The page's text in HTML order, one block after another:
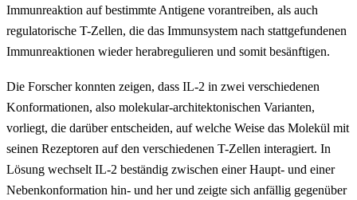
Immunreaktion auf bestimmte Antigene vorantreiben, als auch
regulatorische T-Zellen, die das Immunsystem nach stattgefundenen
Immunreaktionen wieder herabregulieren und somit besänftigen.
Die Forscher konnten zeigen, dass IL-2 in zwei verschiedenen
Konformationen, also molekular-architektonischen Varianten,
vorliegt, die darüber entscheiden, auf welche Weise das Molekül mit
seinen Rezeptoren auf den verschiedenen T-Zellen interagiert. In
Lösung wechselt IL-2 beständig zwischen einer Haupt- und einer
Nebenkonformation hin- und her und zeigte sich anfällig gegenüber